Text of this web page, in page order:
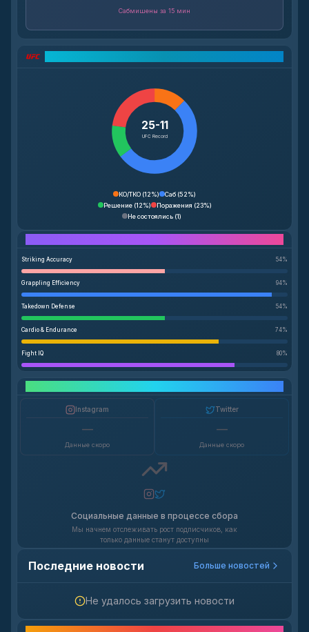
Сабмишены за 15 мин
25-11
UFC Record
КО/ТКО (12%) Саб (52%)
Решение(12%) Поражения (23%)
Не состоялись (1)
Striking Accuracy 54%
Grappling Efficiency 94%
Takedown Defense 54%
Cardio & Endurance 74%
Fight IQ 80%
Instagram
—
Данные скоро
Twitter
—
Данные скоро
Социальные данные в процессе сбора
Мы начнем отслеживать рост подписчиков, как
только данные станут доступны
Последние новости Больше новостей
Не удалось загрузить новости